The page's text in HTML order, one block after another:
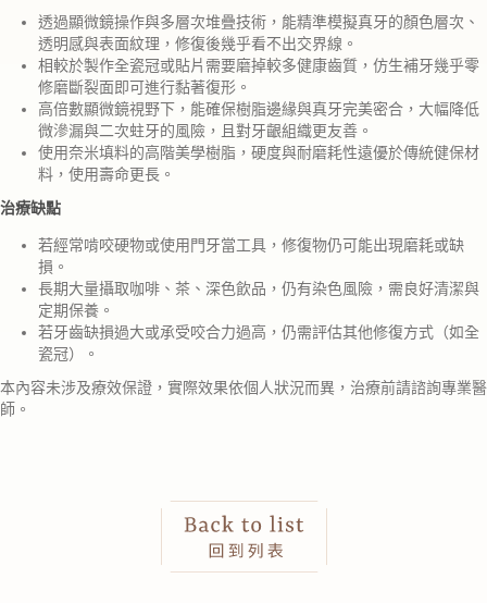
透過顯微鏡操作與多層次堆疊技術，能精準模擬真牙的顏色層次、
透明感與表面紋理，修復後幾乎看不出交界線。
相較於製作全瓷冠或貼片需要磨掉較多健康齒質，仿生補牙幾乎零
修磨斷裂面即可進行黏著復形。
高倍數顯微鏡視野下，能確保樹脂邊緣與真牙完美密合，大幅降低
微滲漏與二次蛀牙的風險，且對牙齦組織更友善。
使用奈米填料的高階美學樹脂，硬度與耐磨耗性遠優於傳統健保材
料，使用壽命更長。
治療缺點
若經常啃咬硬物或使用門牙當工具，修復物仍可能出現磨耗或缺
損。
長期大量攝取咖啡、茶、深色飲品，仍有染色風險，需良好清潔與
定期保養。
若牙齒缺損過大或承受咬合力過高，仍需評估其他修復方式（如全
瓷冠）。
本內容未涉及療效保證，實際效果依個人狀況而異，治療前請諮詢專業醫
師。